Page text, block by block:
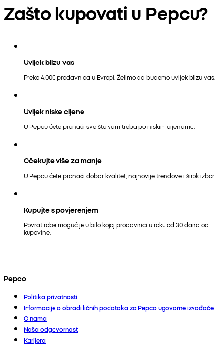
Zašto kupovati u Pepcu?
Uvijek blizu vas
Preko 4.000 prodavnica u Evropi. Želimo da budemo uvijek blizu vas.
Uvijek niske cijene
U Pepcu ćete pronaći sve što vam treba po niskim cijenama.
Očekujte više za manje
U Pepcu ćete pronaći dobar kvalitet, najnovije trendove i širok izbor.
Kupujte s povjerenjem
Povrat robe moguć je u bilo kojoj prodavnici u roku od 30 dana od
kupovine.
Pepco
Politika privatnosti
Informacije o obradi ličnih podataka za Pepco ugovorne izvođače
O nama
Naša odgovornost
Karijera